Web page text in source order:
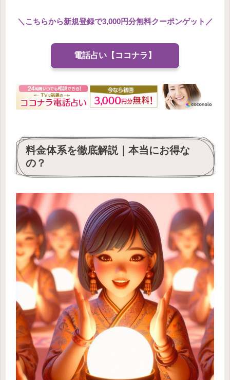
＼ こちらから新規登録で3,000円分無料クーポンゲット ／
電話占い【ココナラ】
料金体系を徹底解説｜本当にお得な
の？